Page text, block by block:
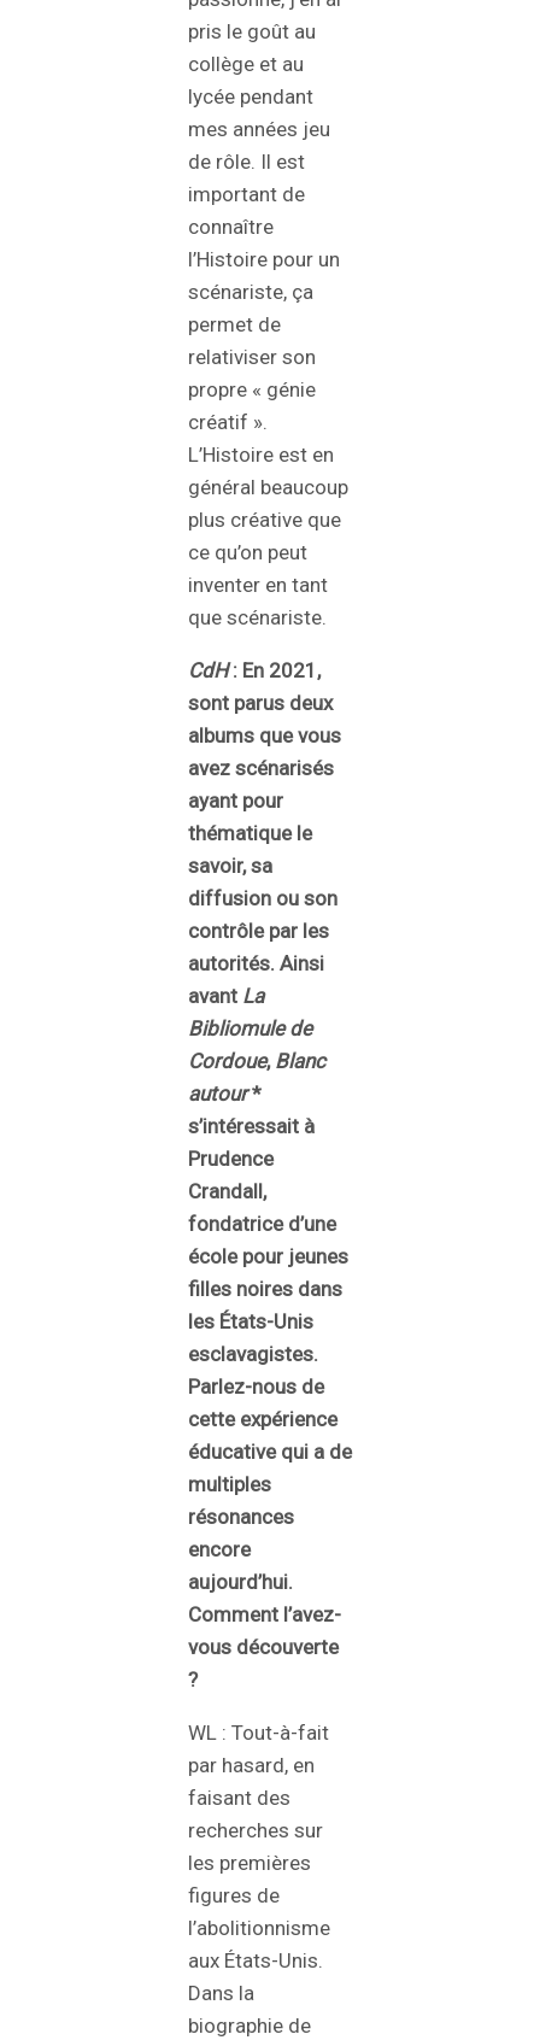
pris le goût au
collège et au
lycée pendant
mes années jeu
de rôle. Il est
important de
connaître
l’Histoire pour un
scénariste, ça
permet de
relativiser son
propre « génie
créatif ».
L’Histoire est en
général beaucoup
plus créative que
ce qu’on peut
inventer en tant
que scénariste.
CdH: En 2021,
sont parus deux
albums que vous
avez scénarisés
ayant pour
thématique le
savoir, sa
diffusion ou son
contrôle par les
autorités. Ainsi
avant La
Bibliomule de
Cordoue, Blanc
autour*
s’intéressait à
Prudence
Crandall,
fondatrice d’une
école pour jeunes
filles noires dans
les États-Unis
esclavagistes.
Parlez-nous de
cette expérience
éducative qui a de
multiples
résonances
encore
aujourd’hui.
Comment l’avez-
vous découverte
?
WL : Tout-à-fait
par hasard, en
faisant des
recherches sur
les premières
figures de
l’abolitionnisme
aux États-Unis.
Dans la
biographie de